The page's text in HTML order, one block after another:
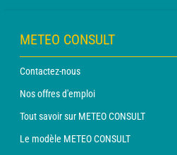
METEO CONSULT
Contactez-nous
Nos offres d'emploi
Tout savoir sur METEO CONSULT
Le modèle METEO CONSULT